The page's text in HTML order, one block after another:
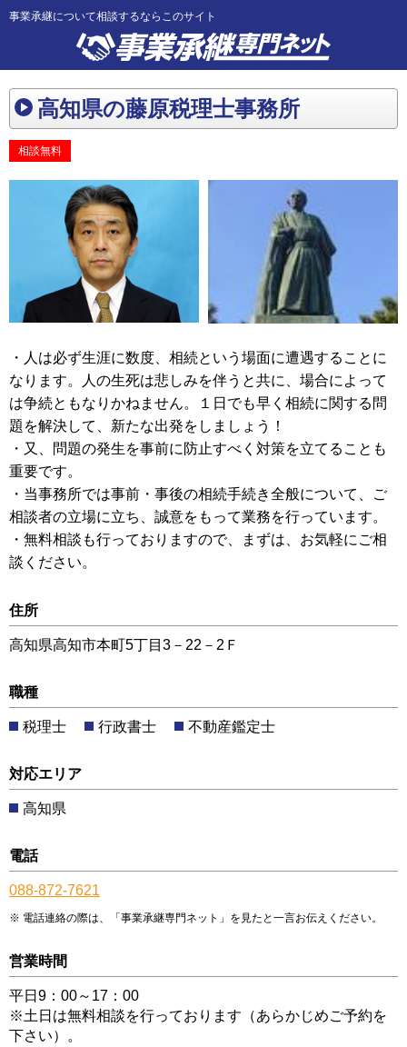
事業承継について相談するならこのサイト
高知県の藤原税理士事務所
相談無料
・人は必ず生涯に数度、相続という場面に遭遇することに
なります。人の生死は悲しみを伴うと共に、場合によって
は争続ともなりかねません。１日でも早く相続に関する問
題を解決して、新たな出発をしましょう！
・又、問題の発生を事前に防止すべく対策を立てることも
重要です。
・当事務所では事前・事後の相続手続き全般について、ご
相談者の立場に立ち、誠意をもって業務を行っています。
・無料相談も行っておりますので、まずは、お気軽にご相
談ください。
住所
高知県高知市本町5丁目3－22－2Ｆ
職種
税理士 行政書士 不動産鑑定士
対応エリア
高知県
電話
088-872-7621
電話連絡の際は、「事業承継専門ネット」を見たと一言お伝えください。
営業時間
平日9：00～17：00
※土日は無料相談を行っております（あらかじめご予約を
下さい）。